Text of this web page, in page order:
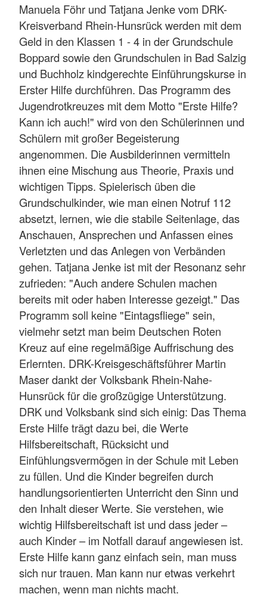
Manuela Föhr und Tatjana Jenke vom DRK-
Kreisverband Rhein-Hunsrück werden mit dem
Geld in den Klassen 1 - 4 in der Grundschule
Boppard sowie den Grundschulen in Bad Salzig
und Buchholz kindgerechte Einführungskurse in
Erster Hilfe durchführen. Das Programm des
Jugendrotkreuzes mit dem Motto "Erste Hilfe?
Kann ich auch!" wird von den Schülerinnen und
Schülern mit großer Begeisterung
angenommen. Die Ausbilderinnen vermitteln
ihnen eine Mischung aus Theorie, Praxis und
wichtigen Tipps. Spielerisch üben die
Grundschulkinder, wie man einen Notruf 112
absetzt, lernen, wie die stabile Seitenlage, das
Anschauen, Ansprechen und Anfassen eines
Verletzten und das Anlegen von Verbänden
gehen. Tatjana Jenke ist mit der Resonanz sehr
zufrieden: "Auch andere Schulen machen
bereits mit oder haben Interesse gezeigt." Das
Programm soll keine "Eintagsfliege" sein,
vielmehr setzt man beim Deutschen Roten
Kreuz auf eine regelmäßige Auffrischung des
Erlernten. DRK-Kreisgeschäftsführer Martin
Maser dankt der Volksbank Rhein-Nahe-
Hunsrück für die großzügige Unterstützung.
DRK und Volksbank sind sich einig: Das Thema
Erste Hilfe trägt dazu bei, die Werte
Hilfsbereitschaft, Rücksicht und
Einfühlungsvermögen in der Schule mit Leben
zu füllen. Und die Kinder begreifen durch
handlungsorientierten Unterricht den Sinn und
den Inhalt dieser Werte. Sie verstehen, wie
wichtig Hilfsbereitschaft ist und dass jeder –
auch Kinder – im Notfall darauf angewiesen ist.
Erste Hilfe kann ganz einfach sein, man muss
sich nur trauen. Man kann nur etwas verkehrt
machen, wenn man nichts macht.